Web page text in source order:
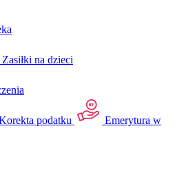
Zasiłki na dzieci
podatku
Emerytura w